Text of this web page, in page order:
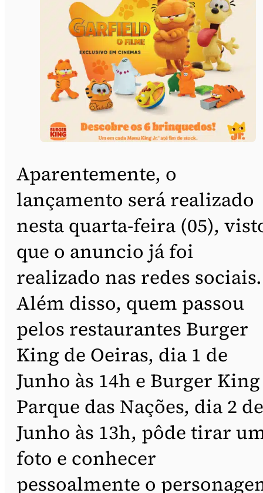
Aparentemente, o
lançamento será realizado
nesta quarta-feira (05),
que o anuncio já foi
realizado nas redes sociais.
Além disso, quem passou
pelos restaurantes Burger
King de Oeiras, dia 1 de
Junho às 14h e Burger King
Parque das Nações, dia 2 de
Junho às 13h, pôde tirar
foto e conhecer
pessoalmente o